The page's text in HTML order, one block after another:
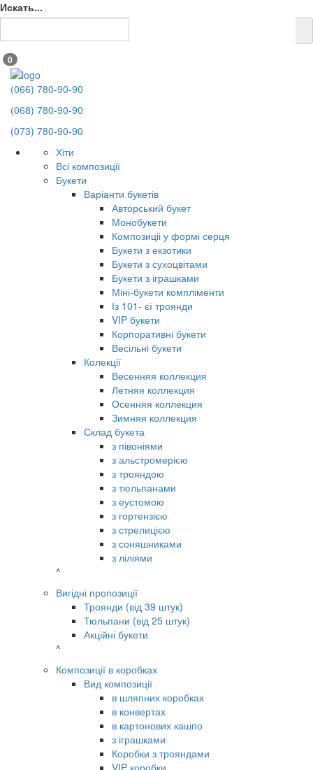
Искать...
0
(066) 780-90-90
(068) 780-90-90
(073) 780-90-90
Хіти
Всі композиції
Букети
Варіанти букетів
Авторський букет
Монобукети
Композиціі у формі серця
Букети з екзотики
Букети з сухоцвітами
Букети з іграшками
Міні-букети компліменти
Із 101- єї троянди
VIP букети
Корпоративні букети
Весільні букети
Колекції
Весенняя коллекция
Летняя коллекция
Осенняя коллекция
Зимняя коллекция
Склад букета
з півоніями
з альстромерією
з трояндою
з тюльпанами
з еустомою
з гортензією
з стрелицією
з соняшниками
з ліліями
^
Вигідні пропозиції
Троянди (від 39 штук)
Тюльпани (від 25 штук)
Акційні букети
^
Композиції в коробках
Вид композиції
в шляпних коробках
в конвертах
в картонових кашпо
з іграшками
Коробки з трояндами
VIP коробки